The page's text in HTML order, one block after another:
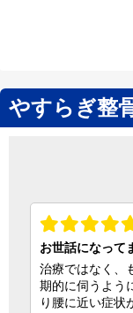
やすらぎ整